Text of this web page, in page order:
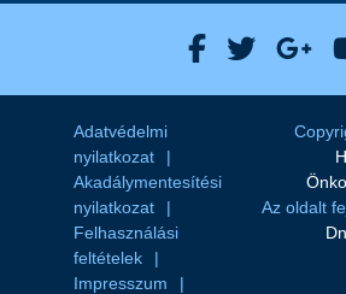
HévízHévíz
Adatvédelmi
nyilatkozat
Akadálymentesítési
nyilatkozat
Felhasználási
feltételek
Impresszum
Az oldalt